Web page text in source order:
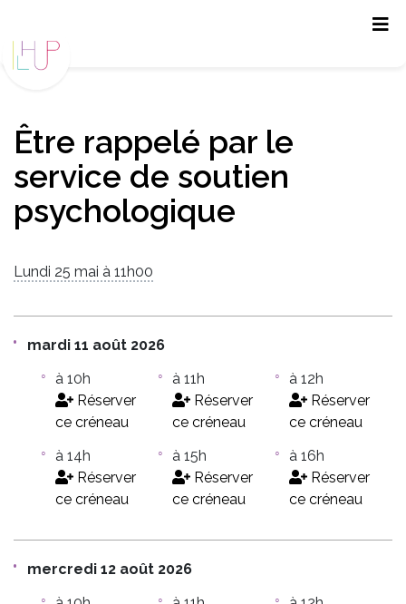
Être rappelé par le
service de soutien
psychologique
Lundi 25 mai à 11h00
mardi 11 août 2026
à 10h
Réserver
ce créneau
à 11h
Réserver
ce créneau
à 12h
Réserver
ce créneau
à 14h
Réserver
ce créneau
à 15h
Réserver
ce créneau
à 16h
Réserver
ce créneau
mercredi 12 août 2026